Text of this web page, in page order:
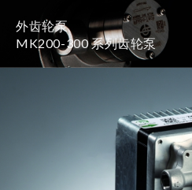
外齿轮泵
MK200-300 系列齿轮泵